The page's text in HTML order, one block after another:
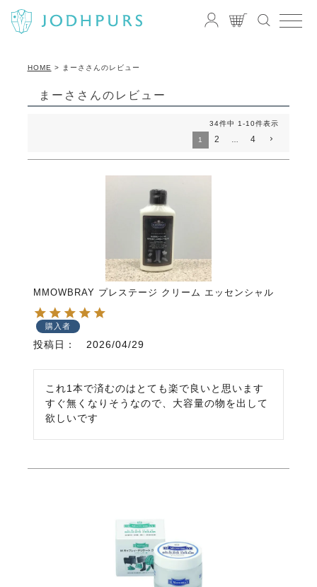
HOME まーささんのレビュー
まーささんのレビュー
34件中 1-10件表示
1 2 4
MMOWBRAY プレステージ クリーム エッセンシャル
購入者
投稿日 2026/04/29
これ1本で済むのはとても楽で良いと思います
すぐ無くなりそうなので、大容量の物を出して
欲しいです